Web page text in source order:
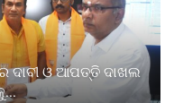
ଦାବୀ ଓ ଆପତ୍ତି ଦାଖଲ